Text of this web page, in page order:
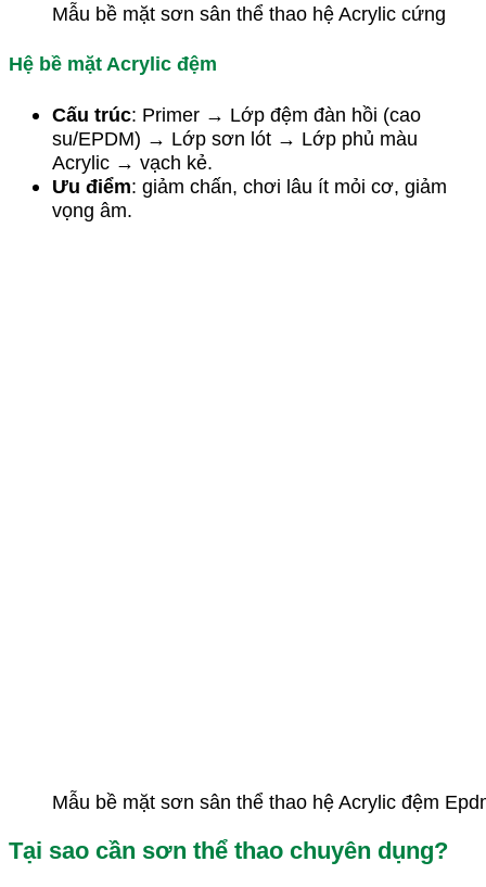
Mẫu bề mặt sơn sân thể thao hệ Acrylic cứng
Hệ bề mặt Acrylic đệm
Cấu trúc: Primer → Lớp đệm đàn hồi (cao
su/EPDM) → Lớp sơn lót → Lớp phủ màu
Acrylic → vạch kẻ.
Ưu điểm: giảm chấn, chơi lâu ít mỏi cơ, giảm
vọng âm.
Mẫu bề mặt sơn sân thể thao hệ Acrylic đệm
Tại sao cần sơn thể thao chuyên dụng?